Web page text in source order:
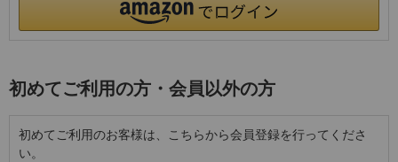
初めてご利用の方・会員以外の方
初めてご利用のお客様は、こちらから会員登録を行ってくださ
い。